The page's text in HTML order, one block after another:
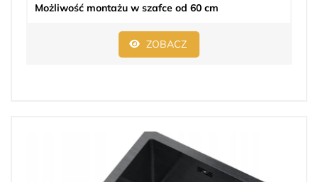
Możliwość montażu w szafce od 60 cm
ZOBACZ